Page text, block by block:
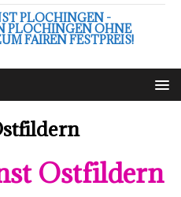
PLOCHINGEN -
PLOCHINGEN OHNE
FAIREN FESTPREIS!
Ostfildern